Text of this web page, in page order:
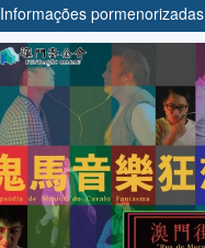
Informações pormenorizadas